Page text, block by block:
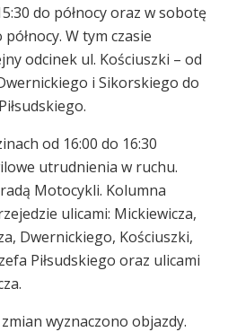
do północy oraz w sobotę
W tym czasie
odcinek ul. Kościuszki – od
i Sikorskiego do
od 16:00 do 16:30
utrudnienia w ruchu.
Motocykli. Kolumna
ulicami: Mickiewicza,
Dwernickiego, Kościuszki,
Piłsudskiego oraz ulicami
wyznaczono objazdy.